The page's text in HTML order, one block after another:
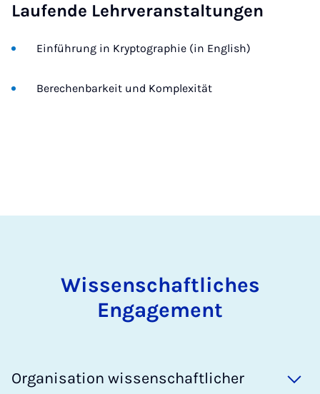
Laufende Lehrveranstaltungen
Einführung in Kryptographie (in English)
Berechenbarkeit und Komplexität
Wissenschaftliches
Engagement
Organisation wissenschaftlicher